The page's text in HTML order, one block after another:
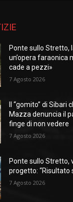
Ponte sullo Stretto,
un’opera faraonica
cade a pezzi»
7 Agosto 2026
Il “gomito” di
Mazza denuncia il
finge di non vedere
7 Agosto 2026
Ponte sullo Stretto,
progetto: “Risultato
7 Agosto 2026